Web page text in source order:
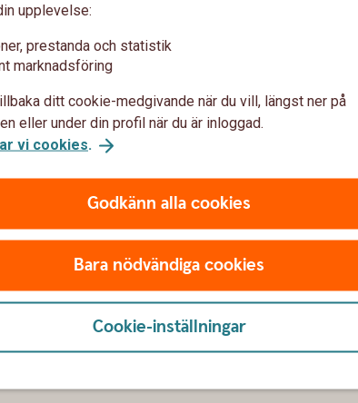
depå
upplevelse:
prestanda och statistik
marknadsföring
ditt cookie-medgivande när du vill, längst ner på
eller under din profil när du är inloggad.
vi cookies.
Godkänn alla cookies
Bara nödvändiga cookies
Cookie-inställningar